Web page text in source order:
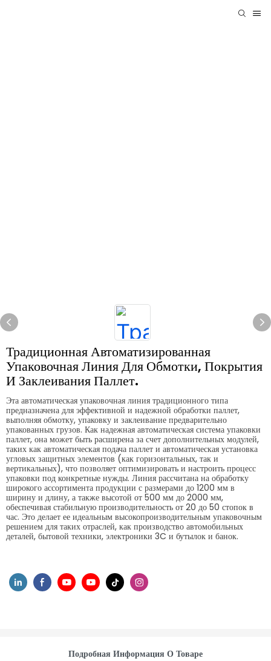
Традиционная Автоматизированная
Упаковочная Линия Для Обмотки, Покрытия
И Заклеивания Паллет.
Эта автоматическая упаковочная линия традиционного типа
предназначена для эффективной и надежной обработки паллет,
выполняя обмотку, упаковку и заклеивание предварительно
упакованных грузов. Как надежная автоматическая система упаковки
паллет, она может быть расширена за счет дополнительных модулей,
таких как автоматическая подача паллет и автоматическая установка
угловых защитных элементов (как горизонтальных, так и
вертикальных), что позволяет оптимизировать и настроить процесс
упаковки под конкретные нужды. Линия рассчитана на обработку
широкого ассортимента продукции с размерами до 1200 мм в
ширину и длину, а также высотой от 500 мм до 2000 мм,
обеспечивая стабильную производительность от 20 до 50 стопок в
час. Это делает ее идеальным высокопроизводительным упаковочным
решением для таких отраслей, как производство автомобильных
деталей, бытовой техники, электроники 3C и бутылок и банок.
Подробная Информация О Товаре